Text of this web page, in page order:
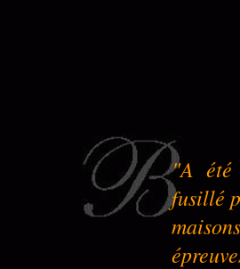
"A été
fusillé